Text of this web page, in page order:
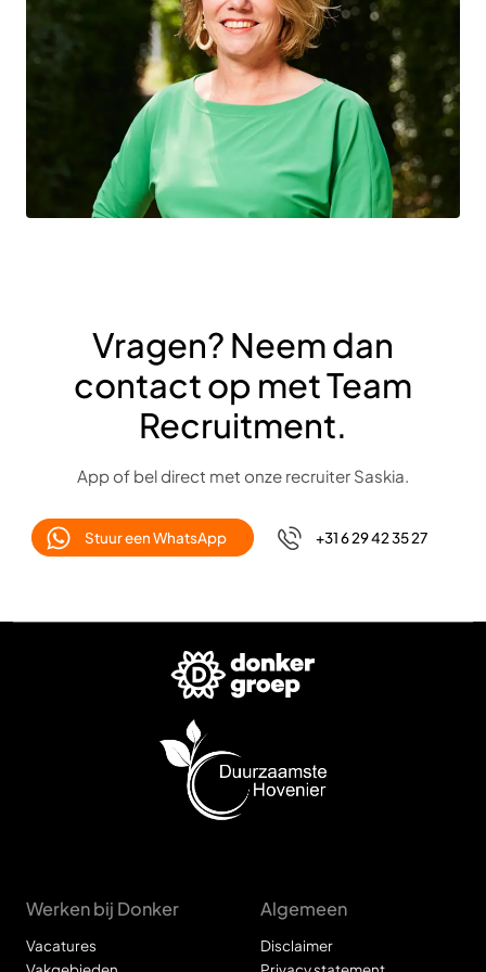
Vragen? Neem dan
contact op met Team
Recruitment.
App of bel direct met onze recruiter Saskia.
Stuur een WhatsApp +31 6 29 42 35 27
Werken bij Donker
Vacatures
Algemeen
Disclaimer